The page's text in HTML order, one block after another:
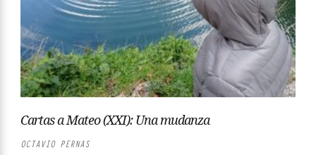
Cartas a Mateo (XXI): Una mudanza
OCTAVIO PERNAS